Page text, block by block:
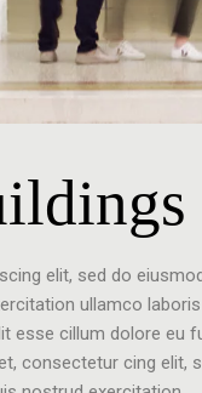
elit, sed do
ullamco
esse cillum dolore eu
consectetur cing elit,